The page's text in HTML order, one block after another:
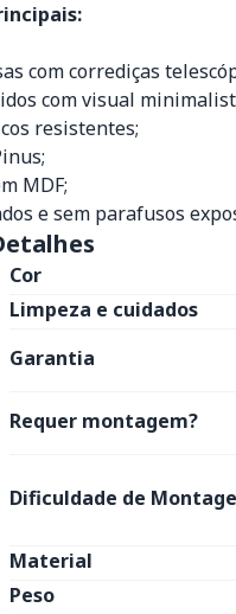
com corrediças
com visual
resistentes;
MDF;
e sem parafusos
Cor
Limpeza e cuidados
Garantia
Requer montagem?
Dificuldade de
Material
Peso